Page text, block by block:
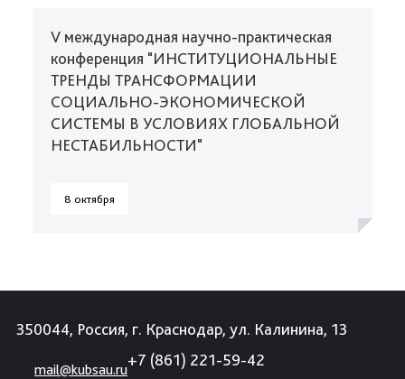
V международная научно-практическая
конференция "ИНСТИТУЦИОНАЛЬНЫЕ
ТРЕНДЫ ТРАНСФОРМАЦИИ
СОЦИАЛЬНО-ЭКОНОМИЧЕСКОЙ
СИСТЕМЫ В УСЛОВИЯХ ГЛОБАЛЬНОЙ
НЕСТАБИЛЬНОСТИ"
8 октября
350044, Россия, г. Краснодар, ул. Калинина, 13
mail@kubsau.ru
+7 (861) 221-59-42